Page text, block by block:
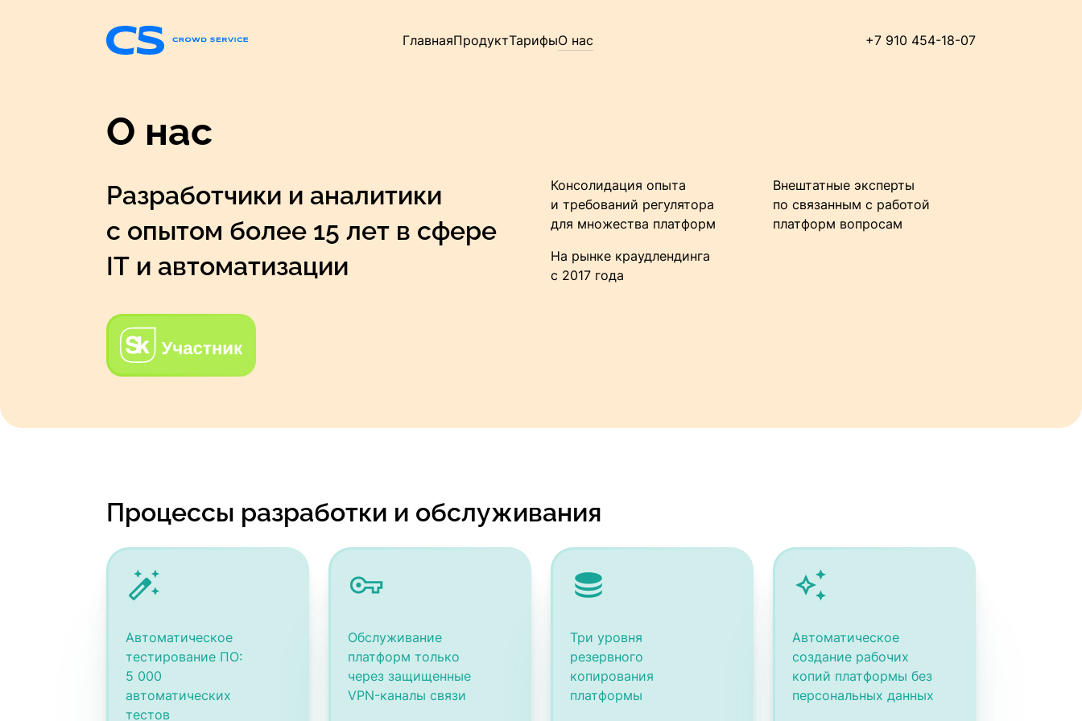
ГлавнаяПродуктТарифыО нас +7 910 454-18-07
О нас
Разработчики и аналитики
с опытом более 15 лет в сфере
IT и автоматизации
Консолидация опыта
и требований регулятора
для множества платформ
Внештатные эксперты
по связанным с работой
платформ вопросам
На рынке краудлендинга
с 2017 года
Процессы разработки и обслуживания
Автоматическое
тестирование ПО:
5 000
автоматических
тестов
Обслуживание
платформ только
через защищенные
VPN-каналы связи
Три уровня
резервного
копирования
платформы
Автоматическое
создание рабочих
копий платформы без
персональных данных